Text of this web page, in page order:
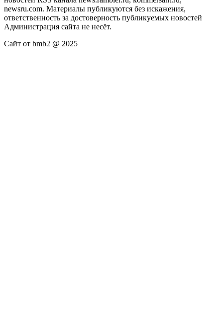
newsru.com. Материалы публикуются без искажения,
ответственность за достоверность публикуемых новостей
Администрация сайта не несёт.
Сайт от bmb2 @ 2025